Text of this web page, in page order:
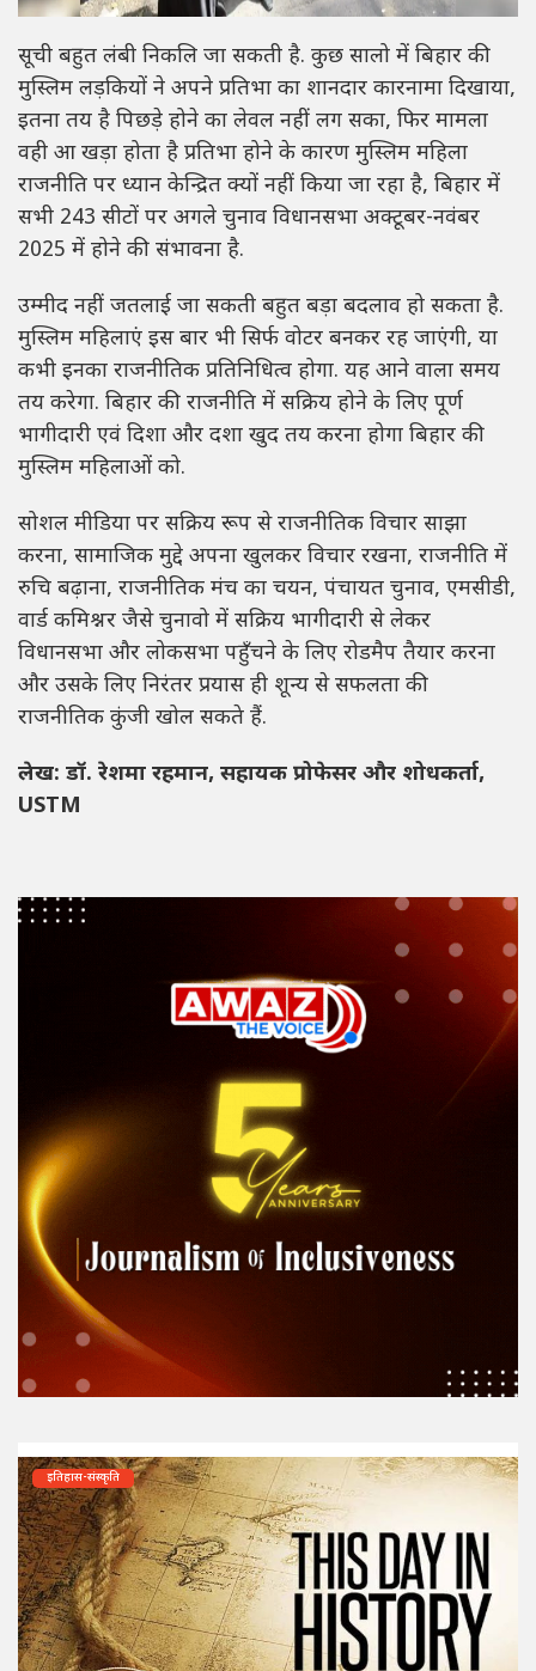
सूची बहुत लंबी निकलि जा सकती है. कुछ सालो में बिहार की
मुस्लिम लड़कियों ने अपने प्रतिभा का शानदार कारनामा दिखाया,
इतना तय है पिछड़े होने का लेवल नहीं लग सका, फिर मामला
वही आ खड़ा होता है प्रतिभा होने के कारण मुस्लिम महिला
राजनीति पर ध्यान केन्द्रित क्यों नहीं किया जा रहा है, बिहार में
सभी 243 सीटों पर अगले चुनाव विधानसभा अक्टूबर-नवंबर
2025 में होने की संभावना है.
उम्मीद नहीं जतलाई जा सकती बहुत बड़ा बदलाव हो सकता है.
मुस्लिम महिलाएं इस बार भी सिर्फ वोटर बनकर रह जाएंगी, या
कभी इनका राजनीतिक प्रतिनिधित्व होगा. यह आने वाला समय
तय करेगा. बिहार की राजनीति में सक्रिय होने के लिए पूर्ण
भागीदारी एवं दिशा और दशा खुद तय करना होगा बिहार की
मुस्लिम महिलाओं को.
सोशल मीडिया पर सक्रिय रूप से राजनीतिक विचार साझा
करना, सामाजिक मुद्दे अपना खुलकर विचार रखना, राजनीति में
रुचि बढ़ाना, राजनीतिक मंच का चयन, पंचायत चुनाव, एमसीडी,
वार्ड कमिश्नर जैसे चुनावो में सक्रिय भागीदारी से लेकर
विधानसभा और लोकसभा पहुँचने के लिए रोडमैप तैयार करना
और उसके लिए निरंतर प्रयास ही शून्य से सफलता की
राजनीतिक कुंजी खोल सकते हैं.
लेख: डॉ. रेशमा रहमान, सहायक प्रोफेसर और शोधकर्ता,
USTM
इतिहास-संस्कृति